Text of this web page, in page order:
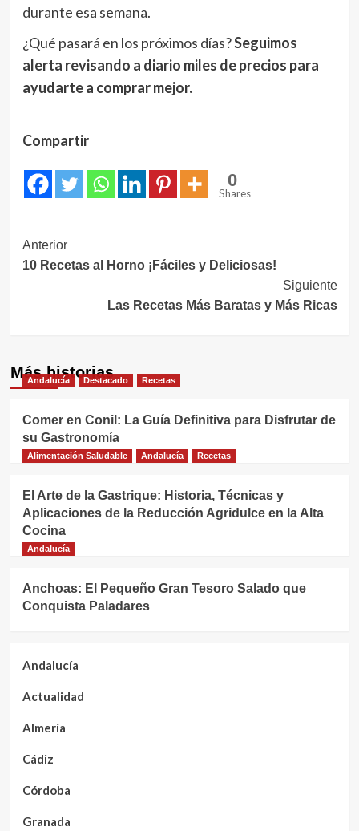
durante esa semana.
¿Qué pasará en los próximos días?Seguimos
alerta revisando a diario miles de precios para
ayudarte a comprar mejor.
Compartir
0
Shares
Navegación
de
entradas
Anterior
10 Recetas al Horno ¡Fáciles y Deliciosas!
Siguiente
Las Recetas Más Baratas y Más Ricas
Más historias
Andalucía Destacado Recetas
Comer en Conil: La Guía Definitiva para Disfrutar de
su Gastronomía
Alimentación Saludable Andalucía Recetas
El Arte de la Gastrique: Historia, Técnicas y
Aplicaciones de la Reducción Agridulce en la Alta
Cocina
Andalucía
Anchoas: El Pequeño Gran Tesoro Salado que
Conquista Paladares
Andalucía
Actualidad
Almería
Cádiz
Córdoba
Granada